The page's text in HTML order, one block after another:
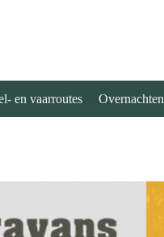
en vaarroutes